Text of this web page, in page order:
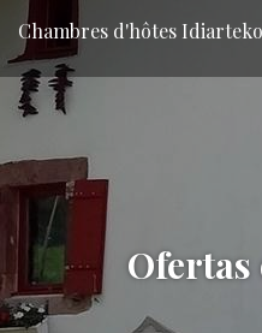
Chambres d'hôtes
Ofertas